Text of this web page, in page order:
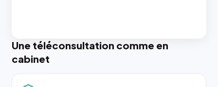
Une téléconsultation comme en
cabinet